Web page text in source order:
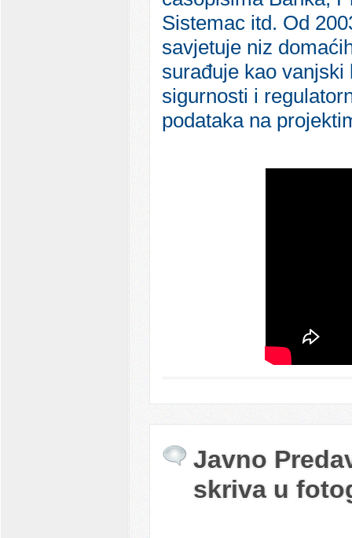
Sistemac itd. Od
savjetuje niz
surađuje kao
sigurnosti i
podataka na
Javno
skriva u